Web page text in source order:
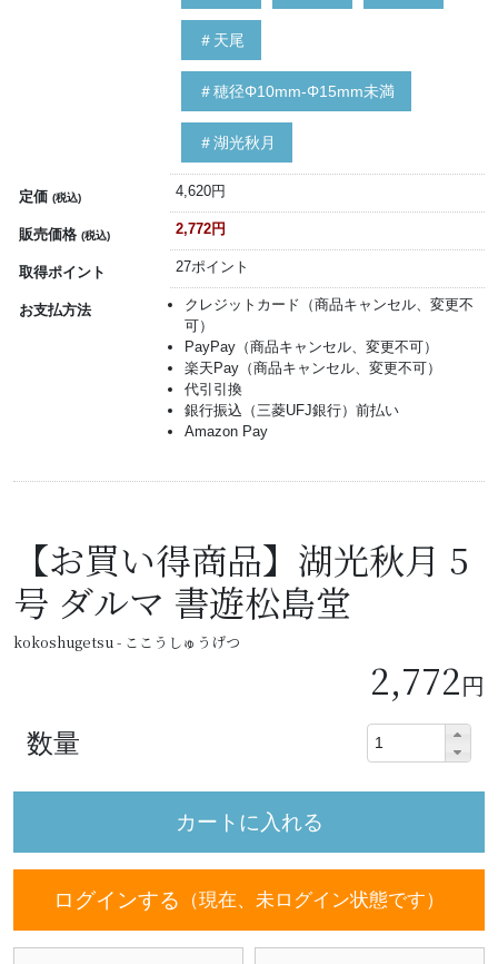
＃天尾
＃穂径Φ10mm-Φ15mm未満
＃湖光秋月
定価 (税込) 4,620円
販売価格 (税込) 2,772円
取得ポイント 27ポイント
お支払方法
クレジットカード（商品キャンセル、変更不
可）
PayPay（商品キャンセル、変更不可）
楽天Pay（商品キャンセル、変更不可）
代引引換
銀行振込（三菱UFJ銀行）前払い
Amazon Pay
【お買い得商品】湖光秋月 5
号 ダルマ 書遊松島堂
kokoshugetsu - ここうしゅうげつ
2,772円
数量
ログインする （現在、未ログイン状態です）